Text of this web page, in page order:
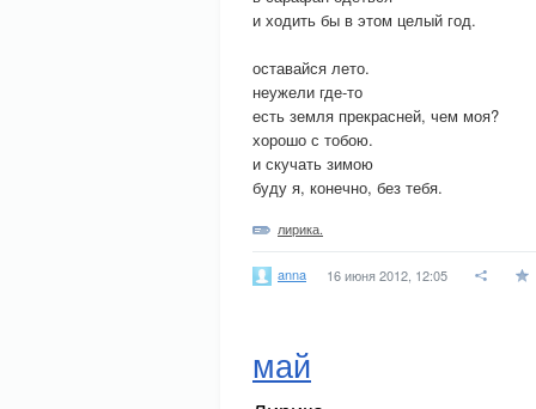
и ходить бы в этом целый год.
оставайся лето.
неужели где-то
есть земля прекрасней, чем моя?
хорошо с тобою.
и скучать зимою
буду я, конечно, без тебя.
лирика.
anna 16 июня 2012, 12:05
май